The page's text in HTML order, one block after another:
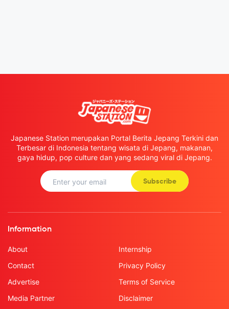
Japanese Station merupakan Portal Berita Jepang Terkini dan
Terbesar di Indonesia tentang wisata di Jepang, makanan,
gaya hidup, pop culture dan yang sedang viral di Jepang.
Subscribe
Information
About
Contact
Advertise
Media Partner
Internship
Privacy Policy
Terms of Service
Disclaimer